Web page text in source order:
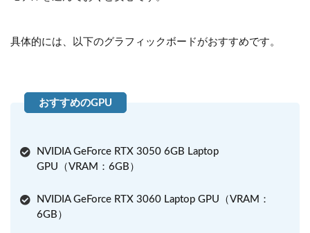
具体的には、以下のグラフィックボードがおすすめです。
NVIDIA GeForce RTX 3050 6GB Laptop
GPU（VRAM：6GB）
NVIDIA GeForce RTX 3060 Laptop GPU（VRAM：
6GB）